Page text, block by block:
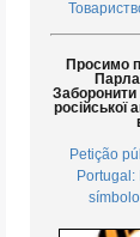
Просимо
Заборонити
російської
Petição